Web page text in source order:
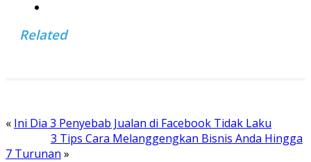
Related
« Ini Dia 3 Penyebab Jualan di Facebook Tidak Laku
3 Tips Cara Melanggengkan Bisnis Anda Hingga
7 Turunan »